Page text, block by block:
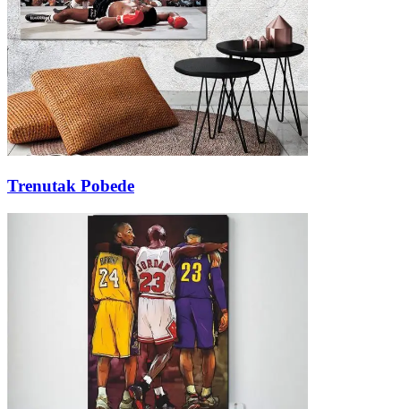
Trenutak Pobede